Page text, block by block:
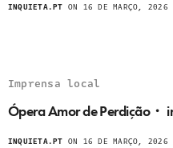
INQUIETA.PT ON 16 DE MARÇO, 2026
Imprensa local
Ópera Amor de Perdição・
INQUIETA.PT ON 16 DE MARÇO, 2026